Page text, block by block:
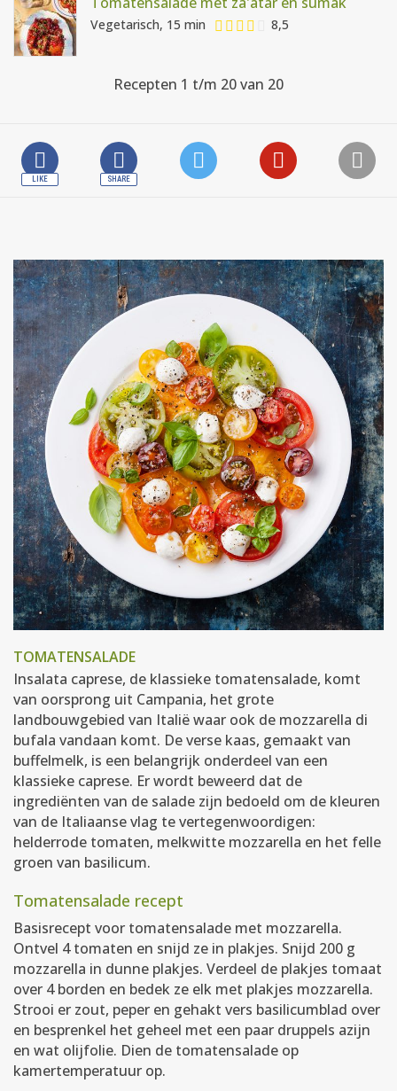
Vegetarisch, 15 min 8,5
Recepten 1 t/m 20 van 20
TOMATENSALADE
Insalata caprese, de klassieke tomatensalade, komt
van oorsprong uit Campania, het grote
landbouwgebied van Italië waar ook de mozzarella di
bufala vandaan komt. De verse kaas, gemaakt van
buffelmelk, is een belangrijk onderdeel van een
klassieke caprese. Er wordt beweerd dat de
ingrediënten van de salade zijn bedoeld om de kleuren
van de Italiaanse vlag te vertegenwoordigen:
helderrode tomaten, melkwitte mozzarella en het felle
groen van basilicum.
Tomatensalade recept
Basisrecept voor tomatensalade met mozzarella.
Ontvel 4 tomaten en snijd ze in plakjes. Snijd 200 g
mozzarella in dunne plakjes. Verdeel de plakjes tomaat
over 4 borden en bedek ze elk met plakjes mozzarella.
Strooi er zout, peper en gehakt vers basilicumblad over
en besprenkel het geheel met een paar druppels azijn
en wat olijfolie. Dien de tomatensalade op
kamertemperatuur op.